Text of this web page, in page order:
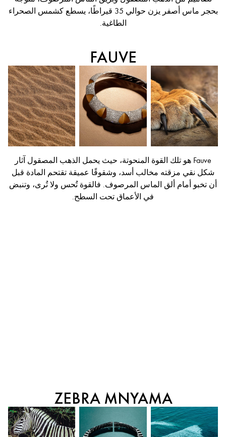
بحجر ماس أصفر يزن حوالي 35 قيراطًا، يسطع كشمس الصحراء
الطاغية.
FAUVE
Fauve هو تلك القوة المنحوتة، حيث يحمل الذهب المصقول آثار
شكل نقي مزقته مخالب أسد، وشقوقًا عميقة تقتحم المادة قبل
أن تخبو أمام ألق الماس المرصوف. فالقوة تُحس ولا تُرى، وتنبض
في الأعماق تحت السطح.
ZEBRA MNYAMA